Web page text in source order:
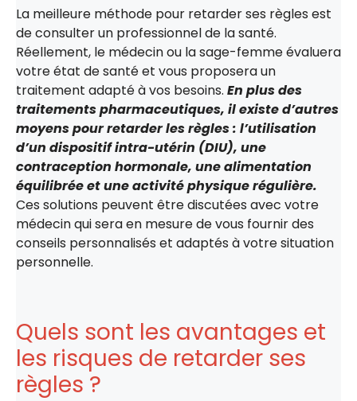
La meilleure méthode pour retarder ses règles est
de consulter un professionnel de la santé.
Réellement, le médecin ou la sage-femme évaluera
votre état de santé et vous proposera un
traitement adapté à vos besoins. En plus des
traitements pharmaceutiques, il existe d’autres
moyens pour retarder les règles : l’utilisation
d’un dispositif intra-utérin (DIU), une
contraception hormonale, une alimentation
équilibrée et une activité physique régulière.
Ces solutions peuvent être discutées avec votre
médecin qui sera en mesure de vous fournir des
conseils personnalisés et adaptés à votre situation
personnelle.
Quels sont les avantages et
les risques de retarder ses
règles ?